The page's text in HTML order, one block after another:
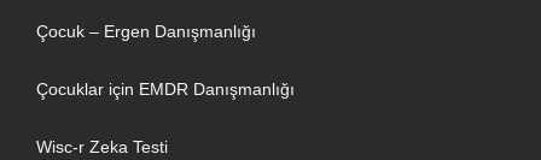
Çocuk – Ergen Danışmanlığı
Çocuklar için EMDR Danışmanlığı
Wisc-r Zeka Testi